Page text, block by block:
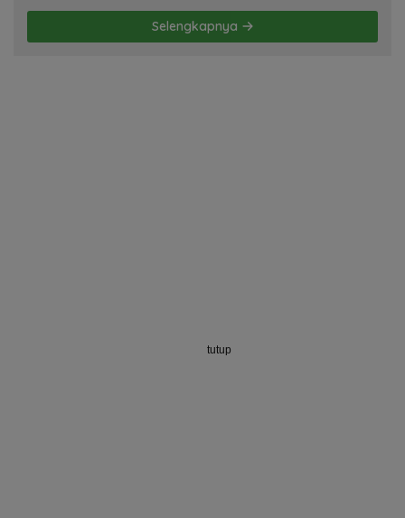
ketua JWI DS.
Selengkapnya
tutup